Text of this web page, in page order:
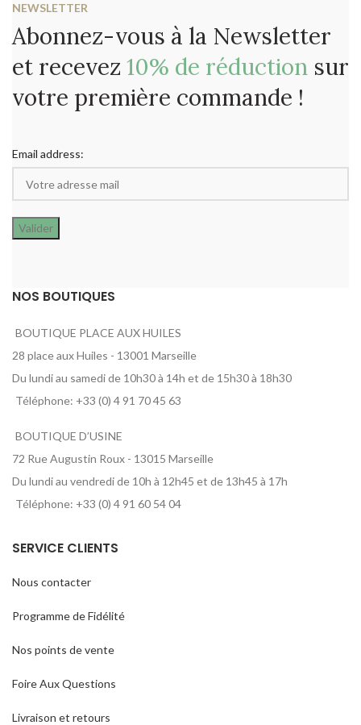
NEWSLETTER
Abonnez-vous à la Newsletter
et recevez 10% de réduction sur
votre première commande !
Email address:
NOS BOUTIQUES
BOUTIQUE PLACE AUX HUILES
28 place aux Huiles - 13001 Marseille
Du lundi au samedi de 10h30 à 14h et de 15h30 à 18h30
Téléphone: +33 (0) 4 91 70 45 63
BOUTIQUE D’USINE
72 Rue Augustin Roux - 13015 Marseille
Du lundi au vendredi de 10h à 12h45 et de 13h45 à 17h
Téléphone: +33 (0) 4 91 60 54 04
SERVICE CLIENTS
Nous contacter
Programme de Fidélité
Nos points de vente
Foire Aux Questions
Livraison et retours